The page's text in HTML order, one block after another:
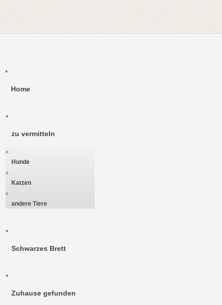
Home
zu vermitteln
Hunde
Katzen
andere Tiere
Schwarzes Brett
Zuhause gefunden